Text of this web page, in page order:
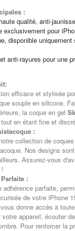
:
qualité, anti-
exclusivement pour
disponible uniquement
anti-rayures pour une
efficace et stylisée
souple en silicone.
la coque en gel
en étant fine et
:
collection de
Nos designs
Assurez-vous
:
adhérence parfaite,
de votre iPhone
donne accès à
appareil, écouter
Pour renforcer la